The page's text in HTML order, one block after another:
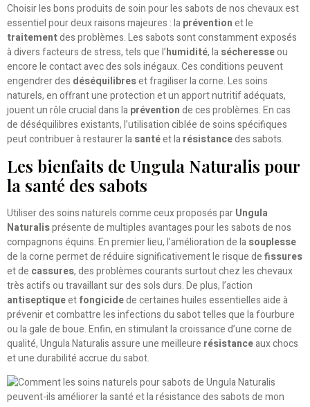
Choisir les bons produits de soin pour les sabots de nos chevaux est
essentiel pour deux raisons majeures : lapréventionet le
traitementdes problèmes. Les sabots sont constamment exposés
à divers facteurs de stress, tels que l’humidité, lasécheresseou
encore le contact avec des sols inégaux. Ces conditions peuvent
engendrer des déséquilibreset fragiliser la corne. Les soins
naturels, en offrant une protection et un apport nutritif adéquats,
jouent un rôle crucial dans lapréventionde ces problèmes. En cas
de déséquilibres existants, l’utilisation ciblée de soins spécifiques
peut contribuer à restaurer lasantéet larésistancedes sabots.
Les bienfaits de Ungula Naturalis pour
la santé des sabots
Utiliser des soins naturels comme ceux proposés parUngula
Naturalisprésente de multiples avantages pour les sabots de nos
compagnons équins. En premier lieu, l’amélioration de lasouplesse
de la corne permet de réduire significativement le risque defissures
et de cassures, des problèmes courants surtout chez les chevaux
très actifs ou travaillant sur des sols durs. De plus, l’action
antiseptiqueetfongicidede certaines huiles essentielles aide à
prévenir et combattre les infections du sabot telles que la fourbure
ou la gale de boue. Enfin, en stimulant la croissance d’une corne de
qualité, Ungula Naturalis assure une meilleure résistanceaux chocs
et une durabilité accrue du sabot.